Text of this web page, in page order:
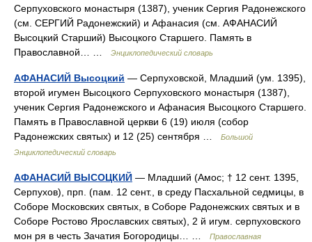
Серпуховского монастыря (1387), ученик Сергия Радонежского
(см. СЕРГИЙ Радонежский) и Афанасия (см. АФАНАСИЙ
Высоцкий Старший) Высоцкого Старшего. Память в
Православной… …
Энциклопедический словарь
АФАНАСИЙ Высоцкий — Серпуховской, Младший (ум. 1395),
второй игумен Высоцкого Серпуховского монастыря (1387),
ученик Сергия Радонежского и Афанасия Высоцкого Старшего.
Память в Православной церкви 6 (19) июля (собор
Радонежских святых) и 12 (25) сентября …
Большой
Энциклопедический словарь
АФАНАСИЙ ВЫСОЦКИЙ — Младший (Амос; † 12 сент. 1395,
Серпухов), прп. (пам. 12 сент., в среду Пасхальной седмицы, в
Соборе Московских святых, в Соборе Радонежских святых и в
Соборе Ростово Ярославских святых), 2 й игум. серпуховского
мон ря в честь Зачатия Богородицы… …
Православная